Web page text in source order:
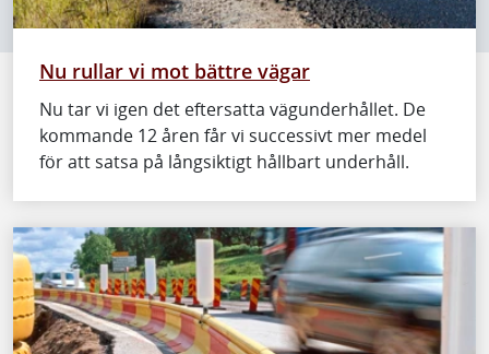
Nu rullar vi mot bättre vägar
Nu tar vi igen det eftersatta vägunderhållet. De
kommande 12 åren får vi successivt mer medel
för att satsa på långsiktigt hållbart underhåll.